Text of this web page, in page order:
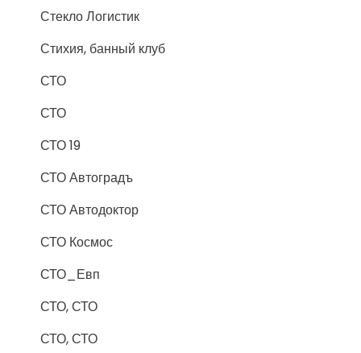
Стекло Логистик
Стихия, банный клуб
СТО
СТО
СТО 19
СТО Автоградъ
СТО Автодоктор
СТО Космос
СТО_Евп
СТО, СТО
СТО, СТО